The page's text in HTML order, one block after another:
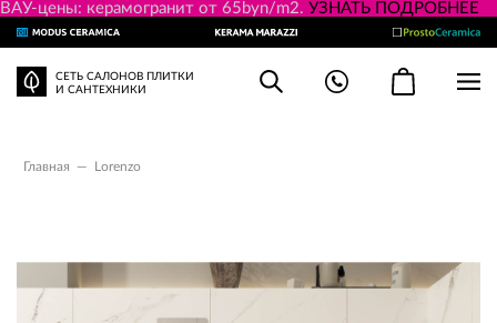
ВАУ-цены: керамогранит от 65byn/m2. УЗНАТЬ ПОДРОБНЕЕ
СЕТЬ САЛОНОВ ПЛИТКИ
И САНТЕХНИКИ
Главная — Lorenzo